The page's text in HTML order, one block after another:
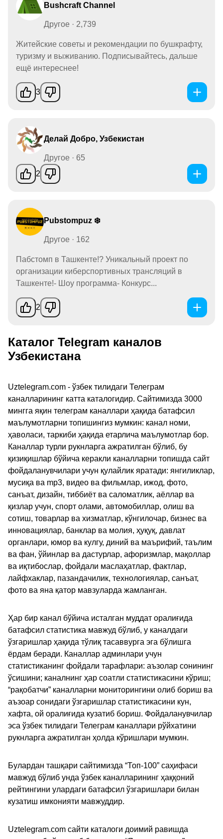
Bushcraft Channel
Другое · 2,739
Житейские советы и рекомендации по бушкрафту,
туризму и выживанию. Подписывайтесь, дальше
ещё интереснее!
3
Делай Добро, Узбекистан
Другое · 65
2
Pubstompuz ❄️
Другое · 162
Пабстомп в Ташкенте!? Уникальный проект по
организации киберспортивных трансляций в
Ташкенте!- Шоу программа- Конкурс...
2
Каталог Telegram каналов
Узбекистана
Uztelegram.com - ўзбек тилидаги Телеграм
каналларининг катта каталогидир. Сайтимизда 3000
мингга яқин телеграм каналлари ҳақида батафсил
маълумотларни топишингиз мумкин: канал номи,
ҳаволаси, таркиби ҳақида етарлича маълумотлар бор.
Каналлар турли рукнларга ажратилган бўлиб, бу
қизиқишлар бўйича керакли каналларни топишда сайт
фойдаланувчилари учун қулайлик яратади: янгиликлар,
мусиқа ва mp3, видео ва фильмлар, ижод, фото,
санъат, дизайн, тиббиёт ва саломатлик, аёллар ва
қизлар учун, спорт олами, автомобиллар, олиш ва
сотиш, товарлар ва хизматлар, кўнгилочар, бизнес ва
инновациялар, банклар ва молия, ҳуқуқ, давлат
органлари, юмор ва кулгу, диний ва маърифий, таълим
ва фан, ўйинлар ва дастурлар, афоризмлар, мақоллар
ва иқтибослар, фойдали маслаҳатлар, фактлар,
лайфхаклар, пазандачилик, технологиялар, санъат,
фото ва яна қатор мавзуларда жамланган.
Ҳар бир канал бўйича исталган муддат оралиғида
батафсил статистика мавжуд бўлиб, у каналдаги
ўзгаришлар ҳақида тўлиқ тасаввурга эга бўлишга
ёрдам беради. Каналлар админлари учун
статистиканинг фойдали тарафлари: аъзолар сонининг
ўсишини; каналнинг ҳар соатли статистикасини кўриш;
“рақобатчи” каналларни мониторингини олиб бориш ва
аъзоар сонидаги ўзгаришлар статистикасини кун,
хафта, ой оралиғида кузатиб бориш. Фойдаланувчилар
эса ўзбек тилидаги Телеграм каналлари рўйхатини
рукнларга ажратилган ҳолда кўришлари мумкин.
Булардан ташқари сайтимизда “Топ-100” саҳифаси
мавжуд бўлиб унда ўзбек каналларининг ҳаққоний
рейтингини улардаги батафсил ўзгаришлари билан
кузатиш имконияти мавжуддир.
Uztelegram.com сайти каталоги доимий равишда